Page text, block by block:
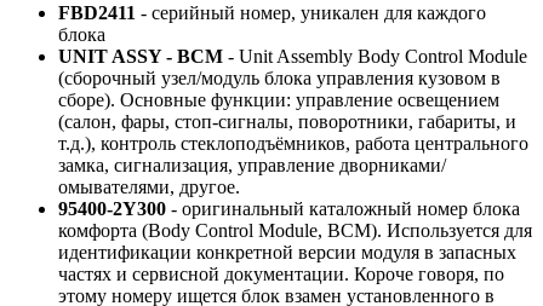
FBD2411 - серийный номер, уникален для каждого
блока
UNIT ASSY - BCM - Unit Assembly Body Control Module
(сборочный узел/модуль блока управления кузовом в
сборе). Основные функции: управление освещением
(салон, фары, стоп-сигналы, поворотники, габариты, и
т.д.), контроль стеклоподъёмников, работа центрального
замка, сигнализация, управление дворниками/
омывателями, другое.
95400-2Y300 - оригинальный каталожный номер блока
комфорта (Body Control Module, BCM). Используется для
идентификации конкретной версии модуля в запасных
частях и сервисной документации. Короче говоря, по
этому номеру ищется блок взамен установленного в